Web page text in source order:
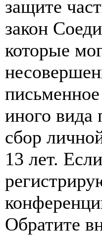
защите
закон
которые
иного вида
сбор
13 лет.
Обратите